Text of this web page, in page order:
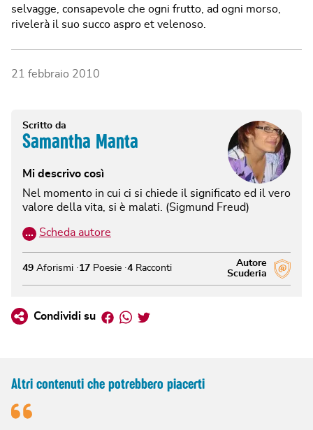
selvagge, consapevole che ogni frutto, ad ogni morso,
rivelerà il suo succo aspro et velenoso.
21 febbraio 2010
Scritto da
Samantha Manta
Mi descrivo così
Nel momento in cui ci si chiede il significato ed il vero
valore della vita, si è malati. (Sigmund Freud)
… Scheda autore
Autore
Scuderia
49 Aforismi 17 Poesie 4 Racconti
Condividi su Facebook
Whatsapp
Twitter
Altri contenuti che potrebbero piacerti